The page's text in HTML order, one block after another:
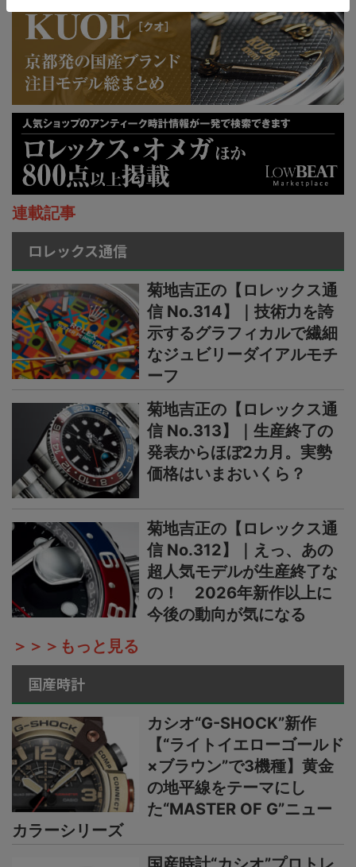
連載記事
ロレックス通信
菊地吉正の【ロレックス通
信 No.314】｜技術力を誇
示するグラフィカルで繊細
なジュビリーダイアルモチ
ーフ
菊地吉正の【ロレックス通
信 No.313】｜生産終了の
発表からほぼ2カ月。実勢
価格はいまおいくら？
菊地吉正の【ロレックス通
信 No.312】｜えっ、あの
超人気モデルが生産終了な
の！ 2026年新作以上に
今後の動向が気になる
＞＞＞もっと見る
国産時計
カシオ“G-SHOCK”新作
【“ライトイエローゴールド
×ブラウン”で3機種】黄金
の地平線をテーマにし
た“MASTER OF G”ニュー
カラーシリーズ